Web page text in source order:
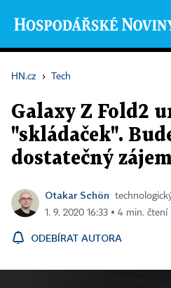
HN.cz › Tech
Galaxy Z Fold2
"skládaček".
dostatečný
Otakar Schön
1. 9. 2020 16:33 ▪ 4 min. čtení
ODEBÍRAT AUTORA